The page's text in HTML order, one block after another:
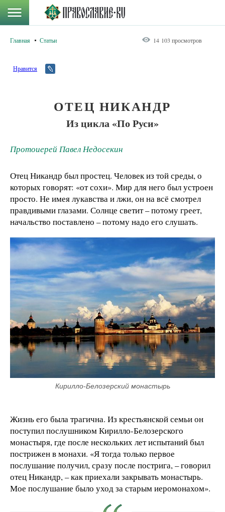
Главная Статьи 14 103 просмотров
Нравится
ОТЕЦ НИКАНДР
Из цикла «По Руси»
Протоиерей Павел Недосекин
Отец Никандр был простец. Человек из той среды, о
которых говорят: «от сохи». Мир для него был устроен
просто. Не имея лукавства и лжи, он на всё смотрел
правдивыми глазами. Солнце светит – потому греет,
начальство поставлено – потому надо его слушать.
Кирилло-Белозерский монастырь
Жизнь его была трагична. Из крестьянской семьи он
поступил послушником Кирилло-Белозерского
монастыря, где после нескольких лет испытаний был
пострижен в монахи. «Я тогда только первое
послушание получил, сразу после пострига, – говорил
отец Никандр, – как приехали закрывать монастырь.
Мое послушание было уход за старым иеромонахом».